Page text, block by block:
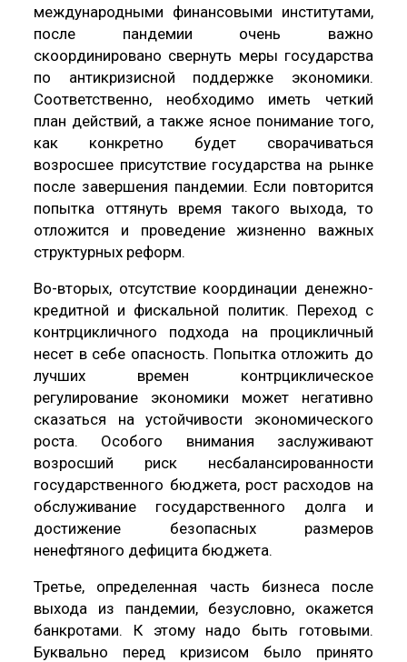
международными финансовыми институтами,
после пандемии очень важно
скоординировано свернуть меры государства
по антикризисной поддержке экономики.
Соответственно, необходимо иметь четкий
план действий, а также ясное понимание того,
как конкретно будет сворачиваться
возросшее присутствие государства на рынке
после завершения пандемии. Если повторится
попытка оттянуть время такого выхода, то
отложится и проведение жизненно важных
структурных реформ.
Во-вторых, отсутствие координации денежно-
кредитной и фискальной политик. Переход с
контрцикличного подхода на процикличный
несет в себе опасность. Попытка отложить до
лучших времен контрциклическое
регулирование экономики может негативно
сказаться на устойчивости экономического
роста. Особого внимания заслуживают
возросший риск несбалансированности
государственного бюджета, рост расходов на
обслуживание государственного долга и
достижение безопасных размеров
ненефтяного дефицита бюджета.
Третье, определенная часть бизнеса после
выхода из пандемии, безусловно, окажется
банкротами. К этому надо быть готовыми.
Буквально перед кризисом было принято